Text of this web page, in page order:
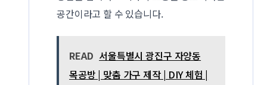
공간이라고 할 수 있습니다.
READ 서울특별시 광진구 자양동
목공방 | 맞춤 가구 제작 | DIY 체험 |